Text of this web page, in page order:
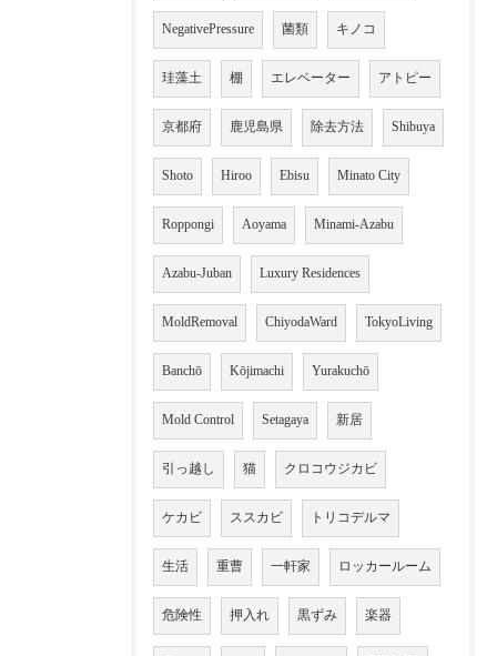
NegativePressure 菌類 キノコ
珪藻土 棚 エレベーター アトピー
京都府 鹿児島県 除去方法 Shibuya
Shoto Hiroo Ebisu Minato City
Roppongi Aoyama Minami-Azabu
Azabu-Juban Luxury Residences
MoldRemoval ChiyodaWard TokyoLiving
Banchō Kōjimachi Yurakuchō
Mold Control Setagaya 新居
引っ越し 猫 クロコウジカビ
ケカビ ススカビ トリコデルマ
生活 重曹 一軒家 ロッカールーム
危険性 押入れ 黒ずみ 楽器